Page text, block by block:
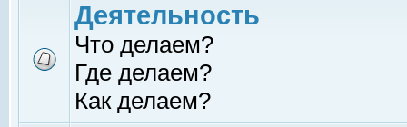
Деятельность
Что делаем?
Где делаем?
Как делаем?